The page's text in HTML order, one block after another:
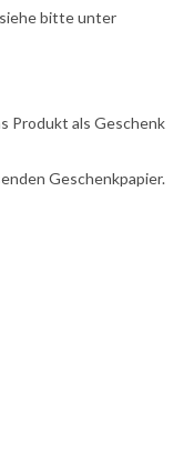
bitte unter
Produkt als Geschenk
Geschenkpapier.